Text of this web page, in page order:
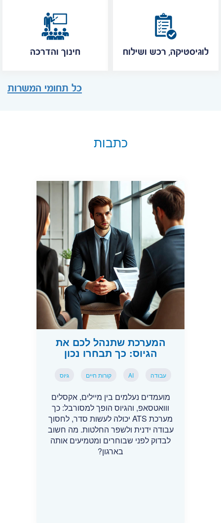
חינוך והדרכה לוגיסטיקה, רכש ושילוח
כל תחומי המשרות
כתבות
המערכת שתנהל לכם את
הגיוס: כך תבחרו נכון
עבודה AI קורות חיים גיוס
מועמדים נעלמים בין מיילים, אקסלים
ווואטסאפ, והגיוס הופך למסורבל: כך
מערכת ATS יכולה לעשות סדר, לחסוך
עבודה ידנית ולשפר החלטות. מה חשוב
לבדוק לפני שבוחרים ומטמיעים אותה
בארגון?